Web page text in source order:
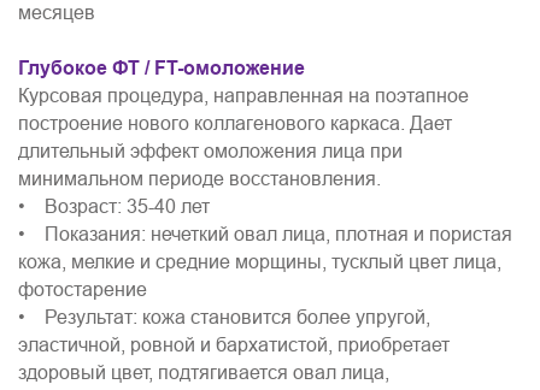
месяцев
Глубокое ФТ / FT-омоложение
Курсовая процедура, направленная на поэтапное
построение нового коллагенового каркаса. Дает
длительный эффект омоложения лица при
минимальном периоде восстановления.
• Возраст: 35-40 лет
• Показания: нечеткий овал лица, плотная и пористая
кожа, мелкие и средние морщины, тусклый цвет лица,
фотостарение
• Результат: кожа становится более упругой,
эластичной, ровной и бархатистой, приобретает
здоровый цвет, подтягивается овал лица,